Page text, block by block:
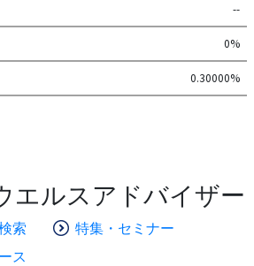
--
0%
0.30000%
エルスアドバイザー
索
特集・セミナー
ス